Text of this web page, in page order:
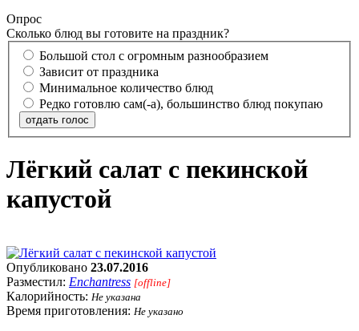
Опрос
Сколько блюд вы готовите на праздник?
Большой стол с огромным разнообразием
Зависит от праздника
Минимальное количество блюд
Редко готовлю сам(-а), большинство блюд покупаю
отдать голос
Лёгкий салат с пекинской
капустой
Опубликовано 23.07.2016
Разместил: Enchantress [offline]
Калорийность: Не указана
Время приготовления: Не указано